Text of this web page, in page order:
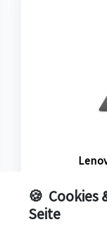
Win 11 Pro,
LPDDR5X-
🍪 Cookies
Seite